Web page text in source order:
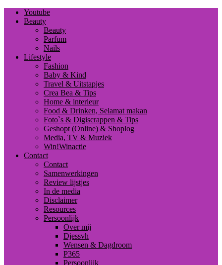
Youtube
Beauty
Beauty
Parfum
Nails
Lifestyle
Fashion
Baby & Kind
Travel & Uitstapjes
Crea Bea & Tips
Home & interieur
Food & Drinken, Selamat makan
Foto`s & Digiscrappen & Tips
Geshopt (Online) & Shoplog
Media, TV & Muziek
Win!Winactie
Contact
Contact
Samenwerkingen
Review lijstjes
In de media
Disclaimer
Resources
Persoonlijk
Over mij
Djessvh
Wensen & Dagdroom
P365
Persoonlijk